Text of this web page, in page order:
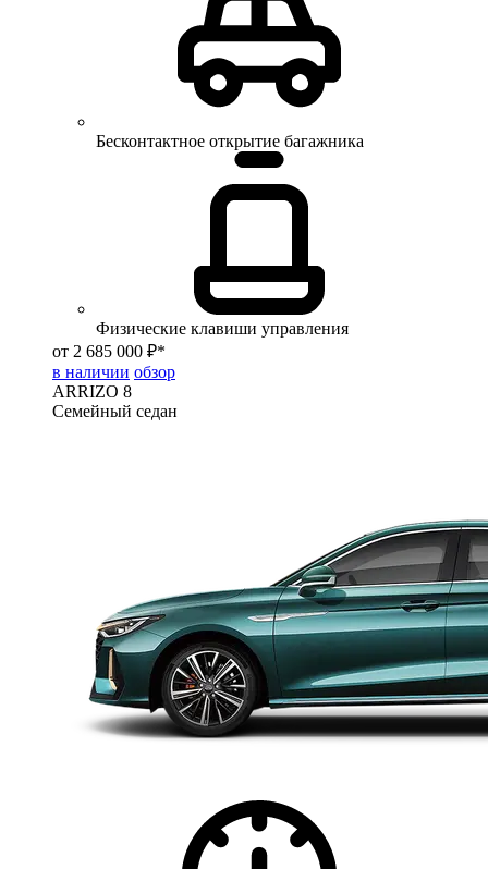
Бесконтактное открытие багажника
Физические клавиши управления
от 2 685 000 ₽*
в наличии обзор
ARRIZO 8
Семейный седан